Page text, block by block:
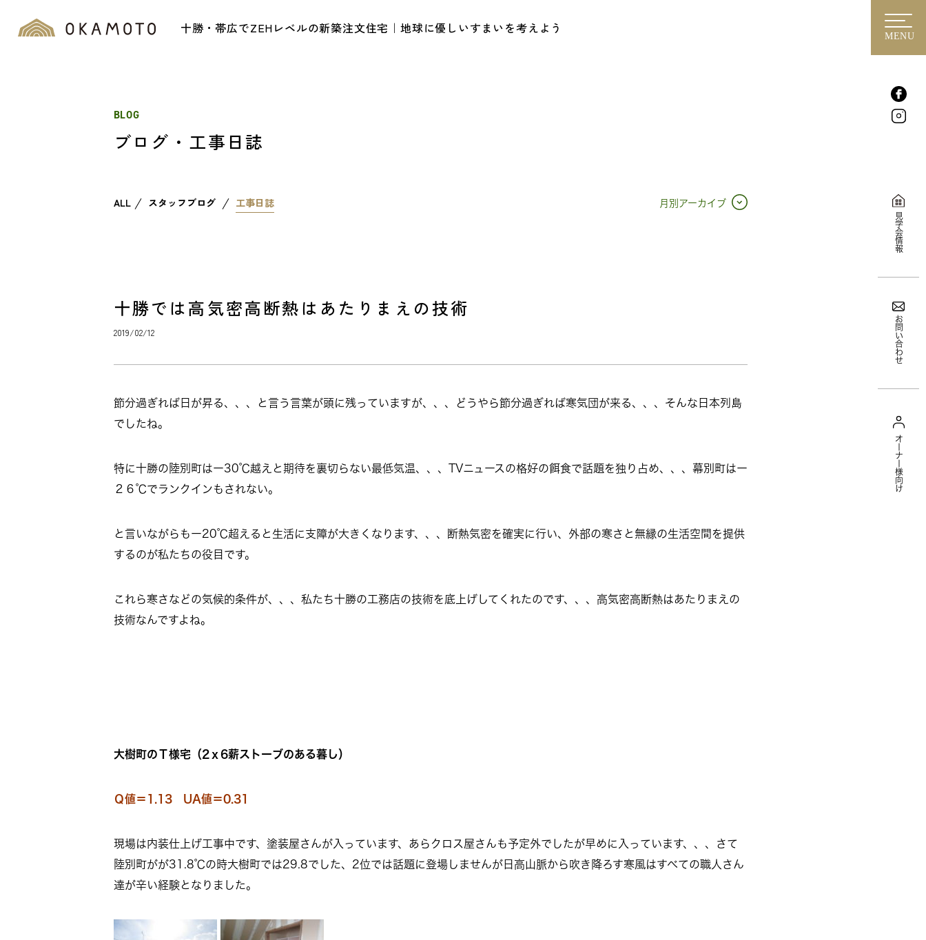
十勝・帯広でZEHレベルの新築注文住宅｜地球に優しいすまいを考えよう
MENU
見学会情報
お問い合わせ
オーナー様向け
BLOG
ブログ・工事日誌
ALL スタッフブログ 工事日誌 月別アーカイブ
十勝では高気密高断熱はあたりまえの技術
2019/02/12
節分過ぎれば日が昇る、、、と言う言葉が頭に残っていますが、、、どうやら節分過ぎれば寒気団が来る、、、そんな日本列島
でしたね。
特に十勝の陸別町はー30℃越えと期待を裏切らない最低気温、、、TVニュースの格好の餌食で話題を独り占め、、、幕別町はー
２６℃でランクインもされない。
と言いながらもー20℃超えると生活に支障が大きくなります、、、断熱気密を確実に行い、外部の寒さと無縁の生活空間を提供
するのが私たちの役目です。
これら寒さなどの気候的条件が、、、私たち十勝の工務店の技術を底上げしてくれたのです、、、高気密高断熱はあたりまえの
技術なんですよね。
大樹町のＴ様宅（2ｘ6薪ストーブのある暮し）
Ｑ値＝1.13 UA値＝0.31
現場は内装仕上げ工事中です、塗装屋さんが入っています、あらクロス屋さんも予定外でしたが早めに入っています、、、さて
陸別町がが31.8℃の時大樹町では29.8でした、2位では話題に登場しませんが日高山脈から吹き降ろす寒風はすべての職人さん
達が辛い経験となりました。